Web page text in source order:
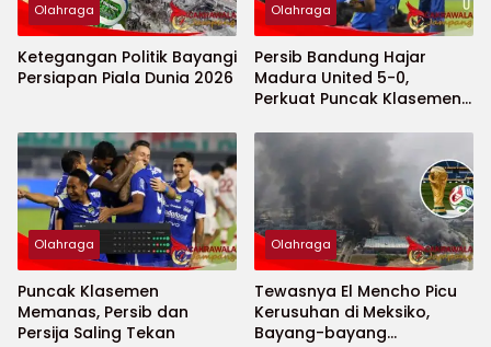
Olahraga
Ketegangan Politik Bayangi
Persiapan Piala Dunia 2026
Olahraga
Persib Bandung Hajar
Madura United 5-0,
Perkuat Puncak Klasemen
Olahraga
Puncak Klasemen
Memanas, Persib dan
Persija Saling Tekan
Olahraga
Tewasnya El Mencho Picu
Kerusuhan di Meksiko,
Bayang-bayang